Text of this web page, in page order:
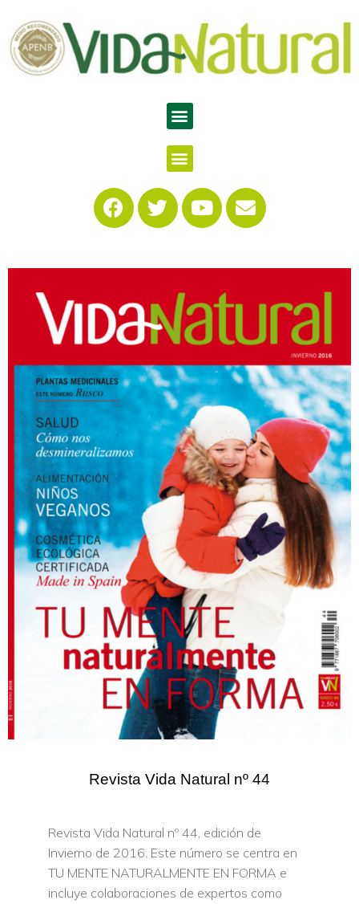
Revista Vida Natural nº 44
Revista Vida Natural nº 44, edición de
Invierno de 2016. Este número se centra en
TU MENTE NATURALMENTE EN FORMA e
incluye colaboraciones de expertos como